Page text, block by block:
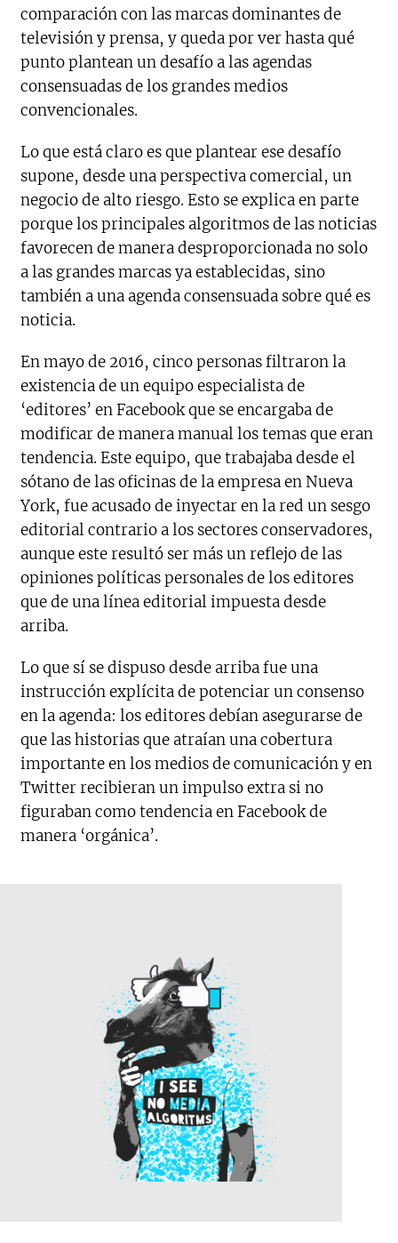
comparación con las marcas dominantes de
televisión y prensa, y queda por ver hasta qué
punto plantean un desafío a las agendas
consensuadas de los grandes medios
convencionales.
Lo que está claro es que plantear ese desafío
supone, desde una perspectiva comercial, un
negocio de alto riesgo. Esto se explica en parte
porque los principales algoritmos de las noticias
favorecen de manera desproporcionada no solo
a las grandes marcas ya establecidas, sino
también a una agenda consensuada sobre qué es
noticia.
En mayo de 2016, cinco personas filtraron la
existencia de un equipo especialista de
‘editores’ en Facebook que se encargaba de
modificar de manera manual los temas que eran
tendencia. Este equipo, que trabajaba desde el
sótano de las oficinas de la empresa en Nueva
York, fue acusado de inyectar en la red un sesgo
editorial contrario a los sectores conservadores,
aunque este resultó ser más un reflejo de las
opiniones políticas personales de los editores
que de una línea editorial impuesta desde
arriba.
Lo que sí se dispuso desde arriba fue una
instrucción explícita de potenciar un consenso
en la agenda: los editores debían asegurarse de
que las historias que atraían una cobertura
importante en los medios de comunicación y en
Twitter recibieran un impulso extra si no
figuraban como tendencia en Facebook de
manera ‘orgánica’.